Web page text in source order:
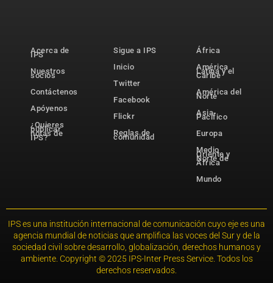
Acerca de
IPS
Nuestros
socios
Contáctenos
Apóyenos
¿Quieres
publicar
notas de
IPS?
Sigue a IPS
Inicio
Twitter
Facebook
Flickr
Reglas de
comunidad
África
América
Latina y el
Caribe
América del
Norte
Asia-
Pacífico
Europa
Medio
Oriente y
Norte de
África
Mundo
IPS es una institución internacional de comunicación cuyo eje es una
agencia mundial de noticias que amplifica las voces del Sur y de la
sociedad civil sobre desarrollo, globalización, derechos humanos y
ambiente. Copyright © 2025 IPS-Inter Press Service. Todos los
derechos reservados.